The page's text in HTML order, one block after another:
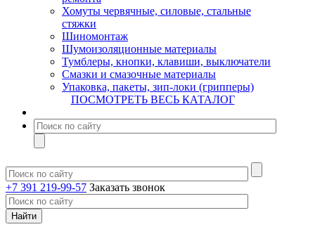
Хомуты червячные, силовые, стальные
стяжки
Шиномонтаж
Шумоизоляционные материалы
Тумблеры, кнопки, клавиши, выключатели
Смазки и смазочные материалы
Упаковка, пакеты, зип-локи (грипперы)
ПОСМОТРЕТЬ ВЕСЬ КАТАЛОГ
+7 391 219-99-57 Заказать звонок